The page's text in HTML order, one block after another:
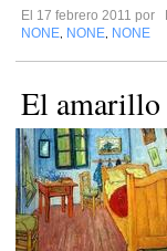
El 17 febrero 2011 por
NONE NONE NONE
El amarillo